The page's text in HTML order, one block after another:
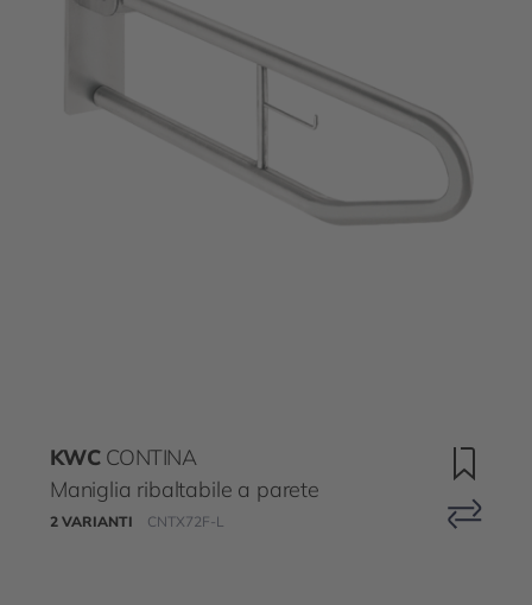
KWC CONTINA
Maniglia ribaltabile a parete
2 VARIANTI CNTX72F-L